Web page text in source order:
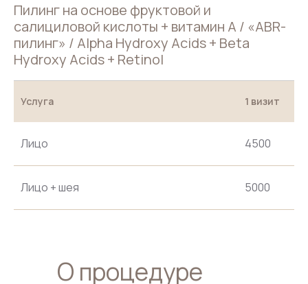
Пилинг на основе фруктовой и
салициловой кислоты + витамин А / «ABR-
пилинг» / Alpha Hydroxy Acids + Beta
Hydroxy Acids + Retinol
Услуга 1 визит
Лицо 4500
Лицо + шея 5000
О процедуре